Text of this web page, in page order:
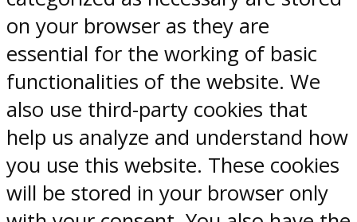
on your browser as they are
essential for the working of basic
functionalities of the website. We
also use third-party cookies that
help us analyze and understand how
you use this website. These cookies
will be stored in your browser only